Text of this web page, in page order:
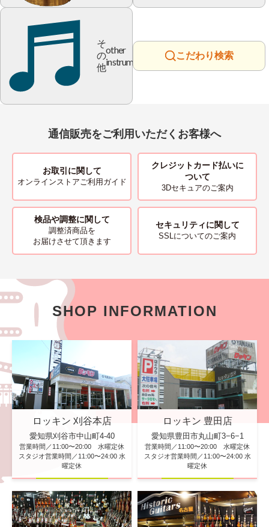
そ
の
他
other
instrument
こだわり検索
通信販売をご利用いただくお客様へ
お取引に関して
オンラインストアご利用ガイド
クレジットカード払いに
ついて
3Dセキュアのご案内
検品や調整に関して
調整済商品を
お届けさせて頂きます
セキュリティに関して
SSLについてのご案内
SHOP INFORMATION
ロッキン 刈谷本店
愛知県刈谷市中山町4-40
営業時間／11:00〜20:00 水曜定休
スタジオ営業時間／11:00〜24:00 水
曜定休
ロッキン 豊田店
愛知県豊田市丸山町3−6−1
営業時間／11:00〜20:00 水曜定休
スタジオ営業時間／11:00〜24:00 水
曜定休